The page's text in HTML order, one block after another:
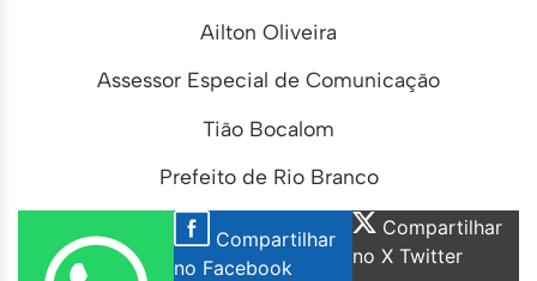
Ailton Oliveira
Assessor Especial de Comunicação
Tião Bocalom
Prefeito de Rio Branco
Compartilhar
no Facebook
Compartilhar
no X Twitter